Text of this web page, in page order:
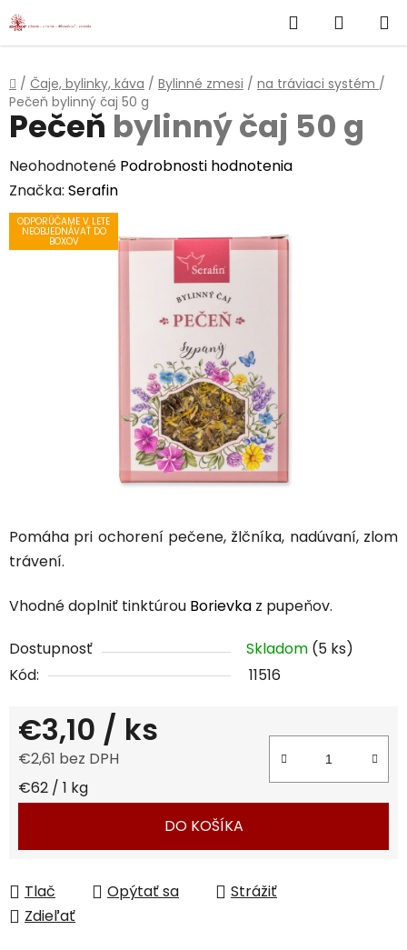
Prejsť
na
Hľadať
KOŠÍK
Domov
/ Čaje, bylinky, káva / Bylinné zmesi / na tráviaci systém /
Pečeň bylinný čaj 50 g
Pomáha pri ochorení pečene, žlčníka, nadúvaní, zlom
trávení.
Vhodné doplniť tinktúrou Borievka z pupeňov.
Dostupnosť Skladom (5 ks)
Kód:
11516
€3,10 / ks
€2,61 bez DPH
Jednotková cena:
€62 / 1 kg
DO KOŠÍKA
Tlač Opýtať sa
Strážiť
Zdieľať
Pečeň bylinný čaj 50 g
Priemerné
hodnotenie
produktu
Neohodnotené Podrobnosti hodnotenia
Značka: Serafin
ODPORÚČAME V LETE
NEOBJEDNÁVAŤ DO
BOXOV